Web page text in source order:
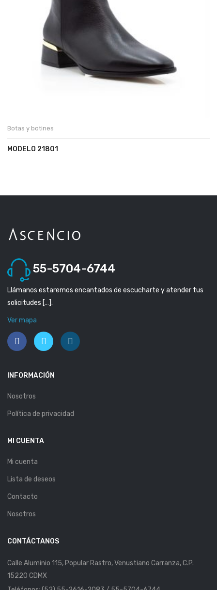
Botas y botines
MODELO 21801
55-5704-6744
Llámanos estaremos encantados de escucharte y atender tus
solicitudes […].
Ver mapa
INFORMACIÓN
Nosotros
Política de privacidad
MI CUENTA
Mi cuenta
Lista de deseos
Contacto
Nosotros
CONTÁCTANOS
Calle Aluminio 115, Popular Rastro, Venustiano Carranza, C.P.
15220 CDMX